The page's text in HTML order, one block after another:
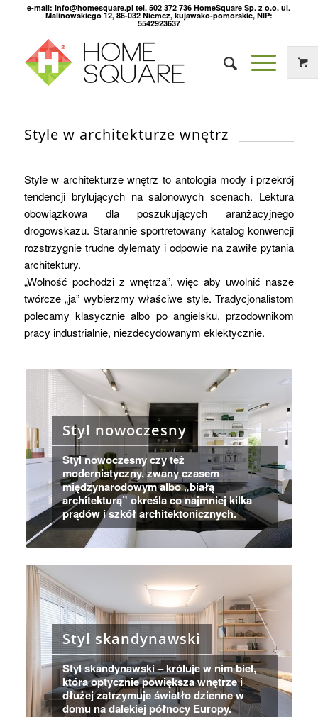
e-mail: info@homesquare.pl tel. 502 372 736 HomeSquare Sp. z o.o. ul.
Malinowskiego 12, 86-032 Niemcz, kujawsko-pomorskie, NIP:
5542923637
Style w architekturze wnętrz
Style w architekturze wnętrz to antologia mody i przekrój
tendencji brylujących na salonowych scenach. Lektura
obowiązkowa dla poszukujących aranżacyjnego
drogowskazu. Starannie sportretowany katalog konwencji
rozstrzygnie trudne dylematy i odpowie na zawiłe pytania
architektury.
„Wolność pochodzi z wnętrza”, więc aby uwolnić nasze
twórcze „ja” wybierzmy właściwe style. Tradycjonalistom
polecamy klasycznie albo po angielsku, przodownikom
pracy industrialnie, niezdecydowanym eklektycznie.
Styl nowoczesny
Styl nowoczesny czy też
modernistyczny, zwany czasem
międzynarodowym albo „białą
architekturą” określa co najmniej kilka
prądów i szkół architektonicznych.
Styl skandynawski
Styl skandynawski – króluje w nim biel,
która optycznie powiększa wnętrze i
dłużej zatrzymuje światło dzienne w
domu na dalekiej północy Europy.